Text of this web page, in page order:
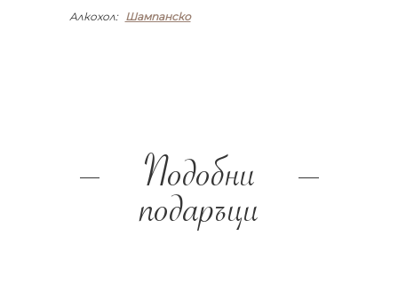
Алкохол:
Шампанско
Подобни
подаръци